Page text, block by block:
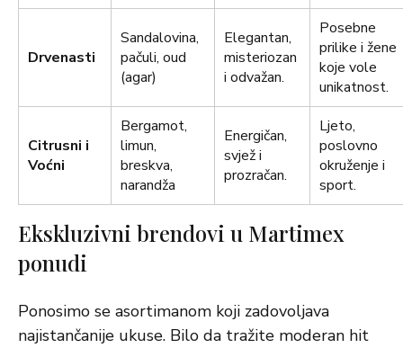
Drvenasti
Sandalovina,
pačuli, oud
(agar)
Elegantan,
misteriozan
i odvažan.
Posebne
prilike i žene
koje vole
unikatnost.
Citrusni i
Voćni
Bergamot,
limun,
breskva,
narandža
Energičan,
svjež i
prozračan.
Ljeto,
poslovno
okruženje i
sport.
Ekskluzivni brendovi u Martimex
ponudi
Ponosimo se asortimanom koji zadovoljava
najistančanije ukuse. Bilo da tražite moderan hit